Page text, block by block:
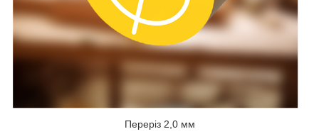
Переріз 2,0 мм